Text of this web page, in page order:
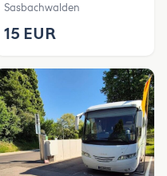
Sasbachwalden
15 EUR